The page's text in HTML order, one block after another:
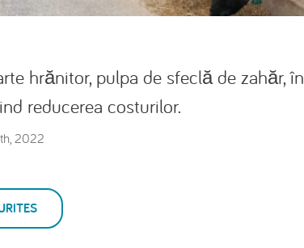
hrănitor, pulpa de sfeclă de zahăr, în
reducerea costurilor.
2022